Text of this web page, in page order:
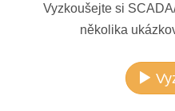
Vyzkoušejte si
několika